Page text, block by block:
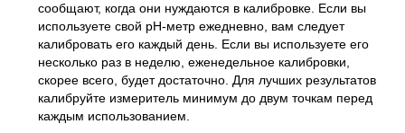
сообщают, когда они нуждаются в калибровке. Если вы
используете свой рН-метр ежедневно, вам следует
калибровать его каждый день. Если вы используете его
несколько раз в неделю, еженедельное калибровки,
скорее всего, будет достаточно. Для лучших результатов
калибруйте измеритель минимум до двум точкам перед
каждым использованием.